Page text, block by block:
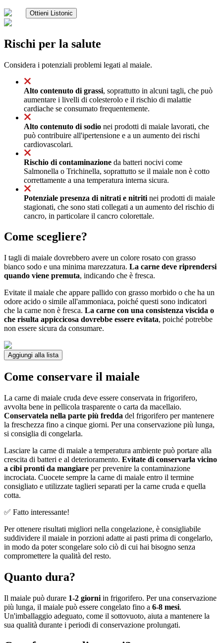
Ottieni Listonic
Rischi per la salute
Considera i potenziali problemi legati al maiale.
Alto contenuto di grassi, soprattutto in alcuni tagli, che può
aumentare i livelli di colesterolo e il rischio di malattie
cardiache se consumato frequentemente.
Alto contenuto di sodio nei prodotti di maiale lavorati, che
può contribuire all'ipertensione e a un aumento dei rischi
cardiovascolari.
Rischio di contaminazione da batteri nocivi come
Salmonella o Trichinella, soprattutto se il maiale non è cotto
correttamente a una temperatura interna sicura.
Potenziale presenza di nitrati e nitriti nei prodotti di maiale
stagionati, che sono stati collegati a un aumento del rischio di
cancro, in particolare il cancro colorettale.
Come scegliere?
I tagli di maiale dovrebbero avere un colore rosato con grasso
bianco sodo e una minima marezzatura. La carne deve riprendersi
quando viene premuta, indicando che è fresca.
Evitate il maiale che appare pallido con grasso morbido o che ha un
odore acido o simile all'ammoniaca, poiché questi sono indicatori
che la carne non è fresca. La carne con una consistenza viscida o
che risulta appiccicosa dovrebbe essere evitata, poiché potrebbe
non essere sicura da consumare.
Aggiungi alla lista
Come conservare il maiale
La carne di maiale cruda deve essere conservata in frigorifero,
avvolta bene in pellicola trasparente o carta da macellaio.
Conservatela nella parte più fredda del frigorifero per mantenere
la freschezza fino a cinque giorni. Per una conservazione più lunga,
si consiglia di congelarla.
Lasciare la carne di maiale a temperatura ambiente può portare alla
crescita di batteri e al deterioramento. Evitate di conservarla vicino
a cibi pronti da mangiare per prevenire la contaminazione
incrociata. Cuocete sempre la carne di maiale entro il termine
consigliato e utilizzate taglieri separati per la carne cruda e quella
cotta.
✅ Fatto interessante!
Per ottenere risultati migliori nella congelazione, è consigliabile
suddividere il maiale in porzioni adatte ai pasti prima di congelarlo,
in modo da poter scongelare solo ciò di cui hai bisogno senza
compromettere la qualità del resto.
Quanto dura?
Il maiale può durare 1-2 giorni in frigorifero. Per una conservazione
più lunga, il maiale può essere congelato fino a 6-8 mesi.
Un'imballaggio adeguato, come il sottovuoto, aiuta a mantenere la
sua qualità durante i periodi di conservazione prolungati.